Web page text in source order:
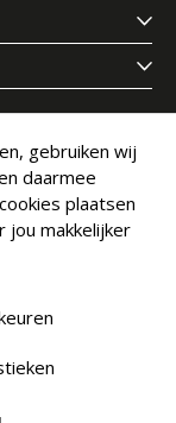
9.6
gebruiken wij
daarmee
plaatsen
jou makkelijker